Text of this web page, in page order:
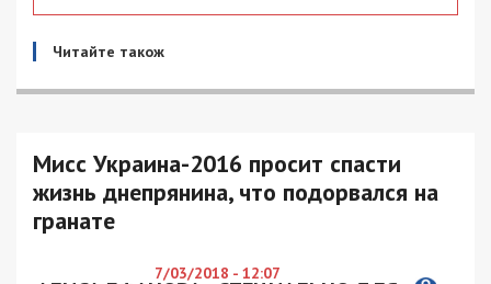
Читайте також
Мисс Украина-2016 просит спасти
жизнь днепрянина, что подорвался на
гранате
7/03/2018 - 12:07